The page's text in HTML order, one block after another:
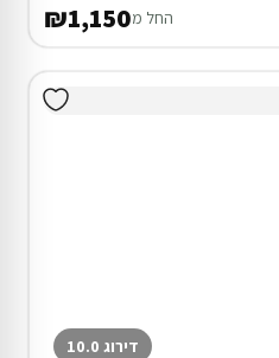
החל מ₪1,150
דירוג 10.0